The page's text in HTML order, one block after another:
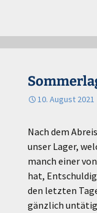
10. August 2021
Nach dem
unser Lager,
manch einer
hat,
den letzten
gänzlich